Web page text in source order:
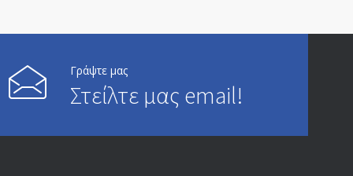
28/05/2024
ΕΝΗΜΕΡΩΣΗ ΠΡΟΣ ΣΥΝΤΑΞΙΟΥΧΟΥΣ
23/04/2019
ΕΝΗΜΕΡΩΣΗ ΠΡΟΣ ΣΥΝΤΑΞΙΟΥΧΟΥΣ
Γράψτε μας
Στείλτε μας email!